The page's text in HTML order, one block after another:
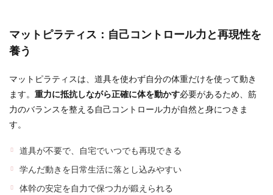
マットピラティス：自己コントロール力と再現性を
養う
マットピラティスは、道具を使わず自分の体重だけを使って動き
ます。 重力に抵抗しながら正確に体を動かす必要があるため、筋
力のバランスを整える自己コントロール力が自然と身につきま
す。
道具が不要で、自宅でいつでも再現できる
学んだ動きを日常生活に落とし込みやすい
体幹の安定を自力で保つ力が鍛えられる